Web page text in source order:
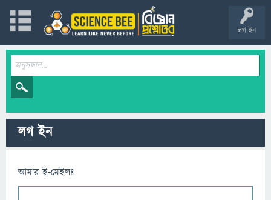
লগ ইন
লগ ইন
আমার ই-মেইলঃ